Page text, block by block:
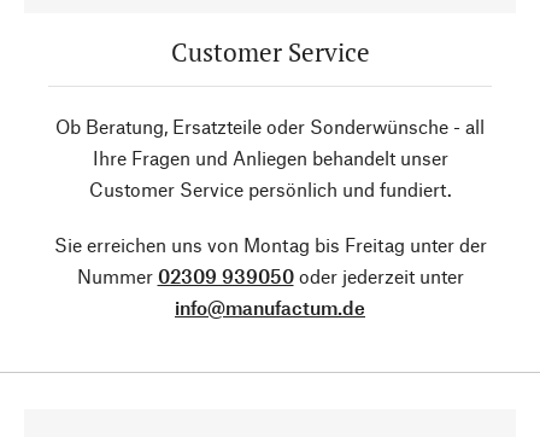
Customer Service
Ob Beratung, Ersatzteile oder Sonderwünsche - all
Ihre Fragen und Anliegen behandelt unser
Customer Service persönlich und fundiert.
Sie erreichen uns von Montag bis Freitag unter der
Nummer 02309 939050oder jederzeit unter
info@manufactum.de